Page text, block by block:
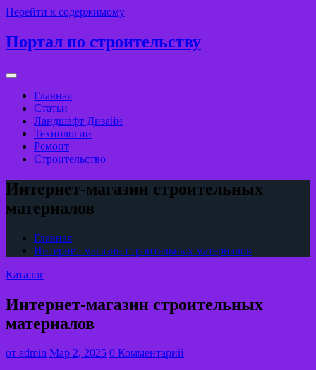
Перейти к содержимому
Портал по строительству
Главная
Статьи
Ландшафт Дизайн
Технологии
Ремонт
Строительство
Интернет-магазин строительных
материалов
Главная
Интернет-магазин строительных материалов
Каталог
Интернет-магазин строительных
материалов
от admin Мар 2, 2025 0 Комментарий